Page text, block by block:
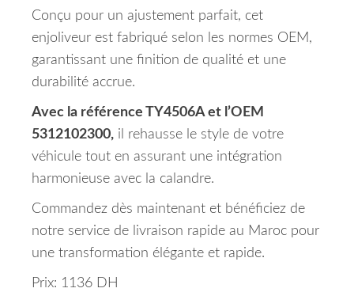
Conçu pour un ajustement parfait, cet
enjoliveur est fabriqué selon les normes OEM,
garantissant une finition de qualité et une
durabilité accrue.
Avec la référence TY4506A et l’OEM
5312102300, il rehausse le style de votre
véhicule tout en assurant une intégration
harmonieuse avec la calandre.
Commandez dès maintenant et bénéficiez de
notre service de livraison rapide au Maroc pour
une transformation élégante et rapide.
Prix: 1136 DH